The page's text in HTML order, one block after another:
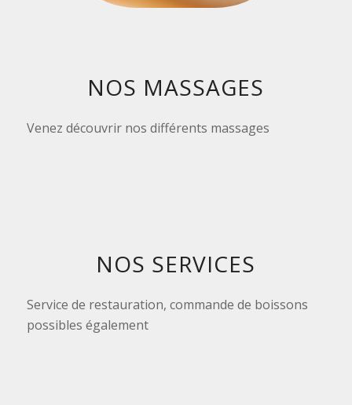
NOS MASSAGES
Venez découvrir nos différents massages
NOS SERVICES
Service de restauration, commande de boissons
possibles également